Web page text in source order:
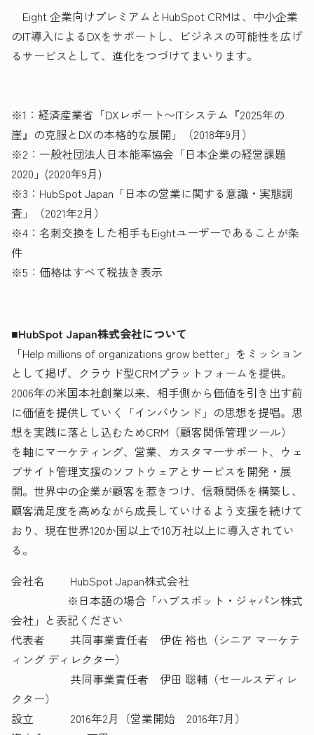
Eight 企業向けプレミアムとHubSpot CRMは、中小企業
のIT導入によるDXをサポートし、ビジネスの可能性を広げ
るサービスとして、進化をつづけてまいります。
※1：経済産業省「DXレポート〜ITシステム『2025年の
崖』の克服とDXの本格的な展開」（2018年9月）
※2：一般社団法人日本能率協会「日本企業の経営課題
2020」(2020年9月)
※3：HubSpot Japan「日本の営業に関する意識・実態調
査」（2021年2月）
※4：名刺交換をした相手もEightユーザーであることが条
件
※5：価格はすべて税抜き表示
■HubSpot Japan株式会社について
「Help millions of organizations grow better」をミッション
として掲げ、クラウド型CRMプラットフォームを提供。
2006年の米国本社創業以来、相手側から価値を引き出す前
に価値を提供していく「インバウンド」の思想を提唱。思
想を実践に落とし込むためCRM（顧客関係管理ツール）
を軸にマーケティング、営業、カスタマーサポート、ウェ
ブサイト管理支援のソフトウェアとサービスを開発・展
開。世界中の企業が顧客を惹きつけ、信頼関係を構築し、
顧客満足度を高めながら成長していけるよう支援を続けて
おり、現在世界120か国以上で10万社以上に導入されてい
る。
会社名 HubSpot Japan株式会社
※日本語の場合「ハブスポット・ジャパン株式
会社」と表記ください
代表者 共同事業責任者 伊佐 裕也（シニア マーケテ
ィング ディレクター）
共同事業責任者 伊田 聡輔（セールスディレ
クター）
設立 2016年2月（営業開始 2016年7月）